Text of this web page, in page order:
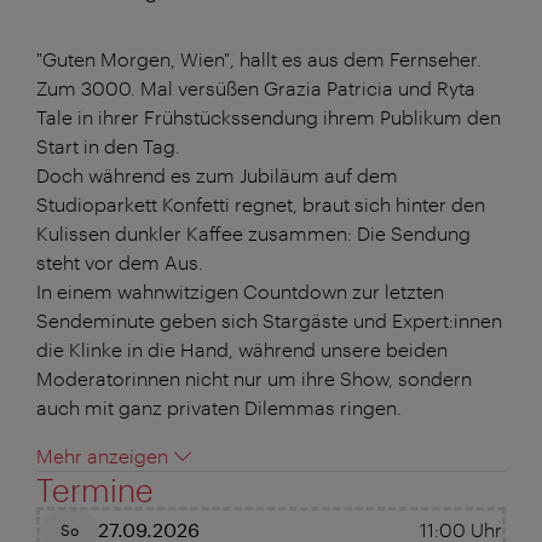
"Guten Morgen, Wien", hallt es aus dem Fernseher.
Zum 3000. Mal versüßen Grazia Patricia und Ryta
Tale in ihrer Frühstückssendung ihrem Publikum den
Start in den Tag.
Doch während es zum Jubiläum auf dem
Studioparkett Konfetti regnet, braut sich hinter den
Kulissen dunkler Kaffee zusammen: Die Sendung
steht vor dem Aus.
In einem wahnwitzigen Countdown zur letzten
Sendeminute geben sich Stargäste und Expert:innen
die Klinke in die Hand, während unsere beiden
Moderatorinnen nicht nur um ihre Show, sondern
auch mit ganz privaten Dilemmas ringen.
Mehr anzeigen
Termine
So 27.09.2026 11:00 Uhr